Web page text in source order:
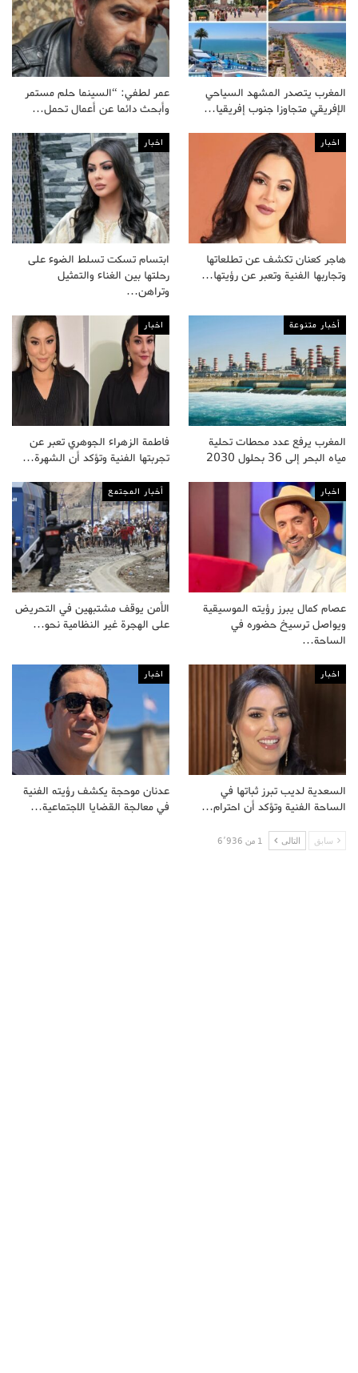
المغرب يتصدر المشهد السياحي
الإفريقي متجاوزا جنوب إفريقيا…
عمر لطفي: “السينما حلم مستمر
وأبحث دائما عن أعمال تحمل…
اخبار
هاجر كعنان تكشف عن تطلعاتها
وتجاربها الفنية وتعبر عن رؤيتها…
اخبار
ابتسام تسكت تسلط الضوء على
رحلتها بين الغناء والتمثيل
وتراهن…
أخبار متنوعة
المغرب يرفع عدد محطات تحلية
مياه البحر إلى 36 بحلول 2030
اخبار
فاطمة الزهراء الجوهري تعبر عن
تجربتها الفنية وتؤكد أن الشهرة…
اخبار
عصام كمال يبرز رؤيته الموسيقية
ويواصل ترسيخ حضوره في
الساحة…
أخبار المجتمع
الأمن يوقف مشتبهين في التحريض
على الهجرة غير النظامية نحو…
اخبار
السعدية لديب تبرز ثباتها في
الساحة الفنية وتؤكد أن احترام…
اخبار
عدنان موحجة يكشف رؤيته الفنية
في معالجة القضايا الاجتماعية…
سابق التالى 1 من 6٬936